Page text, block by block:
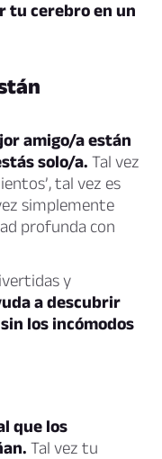
tu cerebro en un
amigo/a están
solo/a. Tal vez
tal vez es
simplemente
profunda con
y
a descubrir
los incómodos
que los
Tal vez tu